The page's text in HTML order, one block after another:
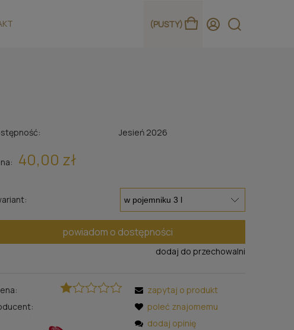
(PUSTY)
Jesień 2026
40,00 zł
powiadom o dostępności
dodaj do przechowalni
zapytaj o produkt
poleć znajomemu
dodaj opinię